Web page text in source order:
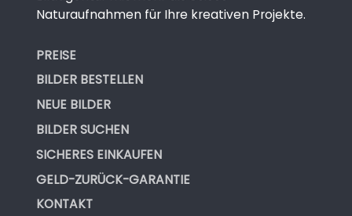
Naturaufnahmen für Ihre kreativen Projekte.
PREISE
BILDER BESTELLEN
NEUE BILDER
BILDER SUCHEN
SICHERES EINKAUFEN
GELD-ZURÜCK-GARANTIE
KONTAKT